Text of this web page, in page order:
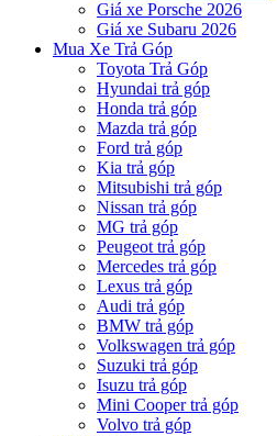
Giá xe Porsche 2026
Giá xe Subaru 2026
Mua Xe Trả Góp
Toyota Trả Góp
Hyundai trả góp
Honda trả góp
Mazda trả góp
Ford trả góp
Kia trả góp
Mitsubishi trả góp
Nissan trả góp
MG trả góp
Peugeot trả góp
Mercedes trả góp
Lexus trả góp
Audi trả góp
BMW trả góp
Volkswagen trả góp
Suzuki trả góp
Isuzu trả góp
Mini Cooper trả góp
Volvo trả góp